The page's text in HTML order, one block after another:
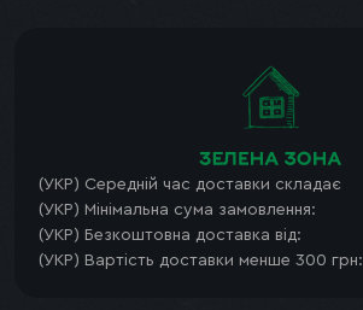
(УКР) Середній час доставки складає
(УКР) Мінімальна сума замовлення:
(УКР) Безкоштовна доставка від:
(УКР) Вартість доставки менше 300 грн: